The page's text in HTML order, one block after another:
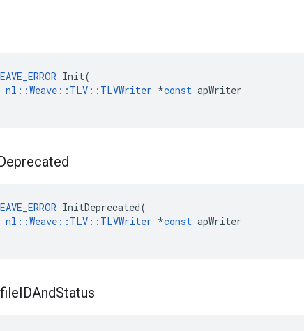
Init(
nl ::Weave :: TLV :: TLVWriter *const apWriter
InitDeprecated(
nl ::Weave :: TLV :: TLVWriter *const apWriter
IDAndStatus